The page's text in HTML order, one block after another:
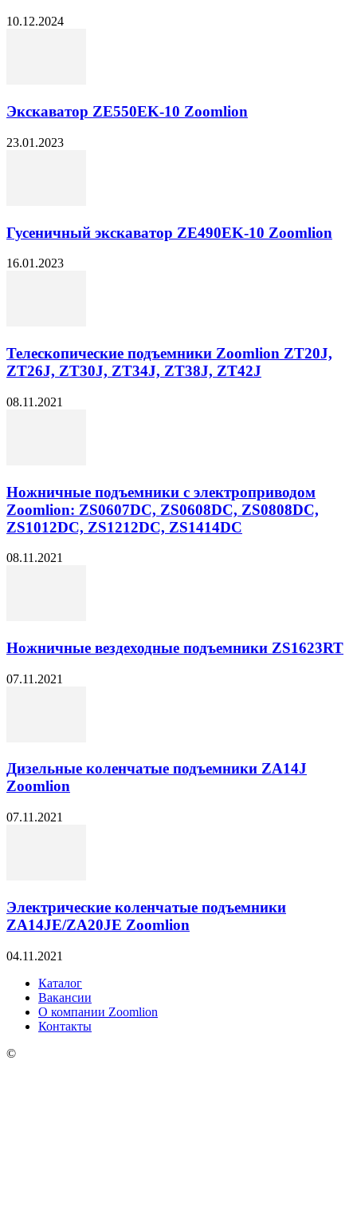
10.12.2024
Экскаватор ZE550EK-10 Zoomlion
23.01.2023
Гусеничный экскаватор ZE490EK-10 Zoomlion
16.01.2023
Телескопические подъемники Zoomlion ZT20J,
ZT26J, ZT30J, ZT34J, ZT38J, ZT42J
08.11.2021
Ножничные подъемники с электроприводом
Zoomlion: ZS0607DC, ZS0608DC, ZS0808DC,
ZS1012DC, ZS1212DC, ZS1414DC
08.11.2021
Ножничные вездеходные подъемники ZS1623RT
07.11.2021
Дизельные коленчатые подъемники ZA14J
Zoomlion
07.11.2021
Электрические коленчатые подъемники
ZA14JE/ZA20JE Zoomlion
04.11.2021
Каталог
Вакансии
О компании Zoomlion
Контакты
©